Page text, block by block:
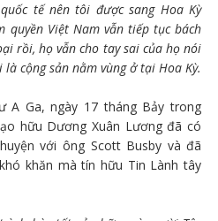
tế nên tôi được sang Hoa Kỳ
quyền Việt Nam vẫn tiếp tục bách
rồi, họ vẫn cho tay sai của họ nói
cộng sản nằm vùng ở tại Hoa Kỳ.
A Ga, ngày 17 tháng Bảy trong
hữu Dương Xuân Lương đã có
với ông Scott Busby và đã
khăn mà tín hữu Tin Lành tây